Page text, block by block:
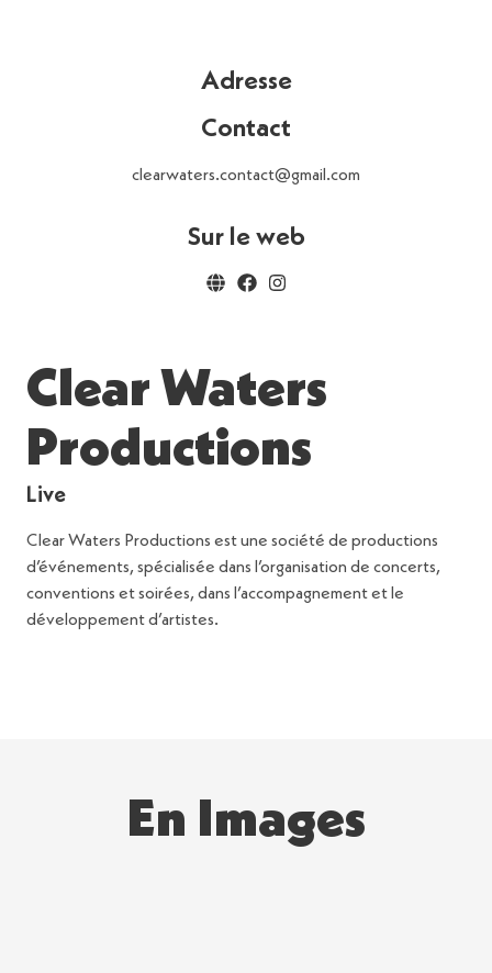
Adresse
Contact
clearwaters.contact@gmail.com
Sur le web
Clear Waters
Productions
Live
Clear Waters Productions est une société de productions
d’événements, spécialisée dans l’organisation de concerts,
conventions et soirées, dans l’accompagnement et le
développement d’artistes.
En Images